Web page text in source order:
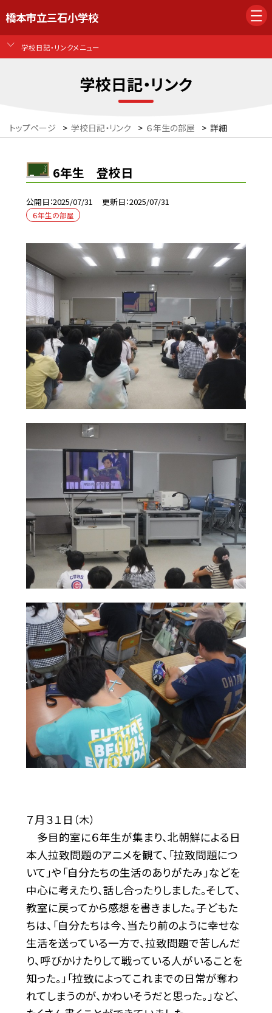
橋本市立三石小学校
学校日記・リンクメニュー
学校日記・リンク
トップページ > 学校日記・リンク > ６年生の部屋 > 詳細
6年生 登校日
公開日 2025/07/31 更新日 2025/07/31
６年生の部屋
７月３１日（木）
多目的室に６年生が集まり、北朝鮮による日
本人拉致問題のアニメを観て、「拉致問題につ
いて」や「自分たちの生活のありがたみ」などを
中心に考えたり、話し合ったりしました。そして、
教室に戻ってから感想を書きました。子どもた
ちは、「自分たちは今、当たり前のように幸せな
生活を送っている一方で、拉致問題で苦しんだ
り、呼びかけたりして戦っている人がいることを
知った。」「拉致によってこれまでの日常が奪わ
れてしまうのが、かわいそうだと思った。」など、